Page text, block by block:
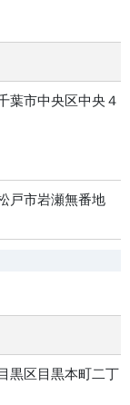
葉市中央区中央４
戸市岩瀬無番地
黒区目黒本町二丁